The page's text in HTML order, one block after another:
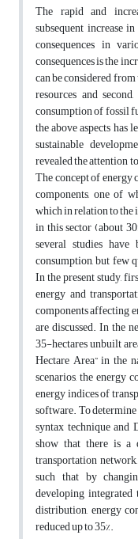
The rapid and
subsequent increase
consequences in
consequences is the
can be considered
resources and
consumption of fossil
the above aspects has
sustainable
revealed the attention
The concept of
components, one of
which in relation to the
in this sector (about
several studies
consumption, but few
In the present study,
energy and
components affecting
are discussed. In the
35-hectares unbuilt
Hectare Area” in the
scenarios, the energy
energy indices of
software. To
syntax technique and
show that there is a
transportation
such that by
developing
distribution, energy
reduced up to 35%.